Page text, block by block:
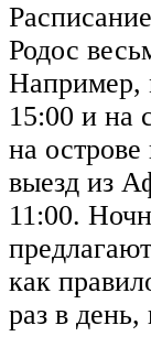
Родос
Например,
15:00 и на
на
выезд из
11:00.
как
раз в день,